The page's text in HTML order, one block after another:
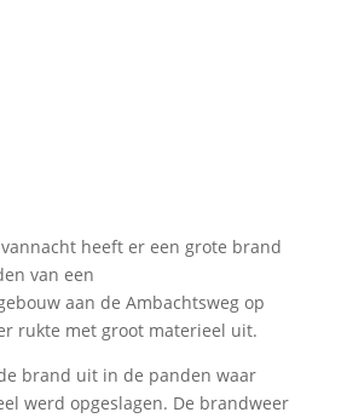
heeft er een grote brand
van een
aan de Ambachtsweg op
rukte met groot materieel uit.
brand uit in de panden waar
werd opgeslagen. De brandweer